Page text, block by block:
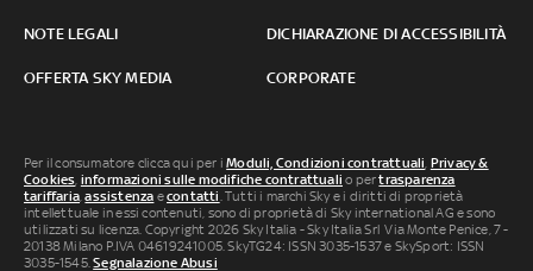
NOTE LEGALI DICHIARAZIONE DI ACCESSIBILITÀ
OFFERTA SKY MEDIA CORPORATE
Per il consumatore clicca qui per iModuli, Condizioni contrattuali Privacy &
Cookies informazioni sulle modifiche contrattuali o pertrasparenza
tariffaria ,assistenza econtatti . Tutti i marchi Sky e i diritti di proprietà
intellettuale in essi contenuti, sono di proprietà di Sky international AG e sono
utilizzati su licenza. Copyright 2026 Sky Italia - Sky Italia Srl Via Monte Penice, 7 -
20138 Milano P.IVA 04619241005. SkyTG24: ISSN 3035-1537 e SkySport: ISSN
3035-1545.Segnalazione Abusi